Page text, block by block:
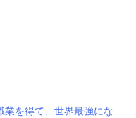
業を得て、世界最強にな